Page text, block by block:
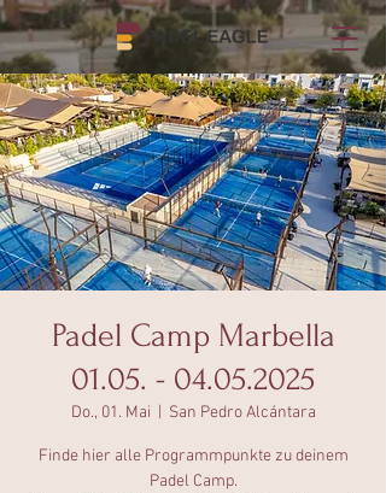
Padel Camp Marbella
01.05. - 04.05.2025
Do., 01. Mai San Pedro Alcántara
Finde hier alle Programmpunkte zu deinem
Padel Camp.